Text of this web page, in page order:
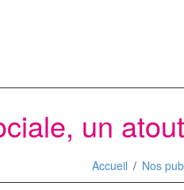
un
Accueil Nos